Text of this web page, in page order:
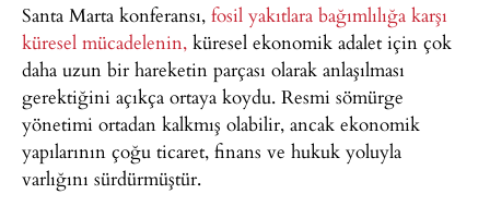
Santa Marta konferansı, fosil yakıtlara bağımlılığa karşı
küresel mücadelenin, küresel ekonomik adalet için çok
daha uzun bir hareketin parçası olarak anlaşılması
gerektiğini açıkça ortaya koydu. Resmi sömürge
yönetimi ortadan kalkmış olabilir, ancak ekonomik
yapılarının çoğu ticaret, finans ve hukuk yoluyla
varlığını sürdürmüştür.